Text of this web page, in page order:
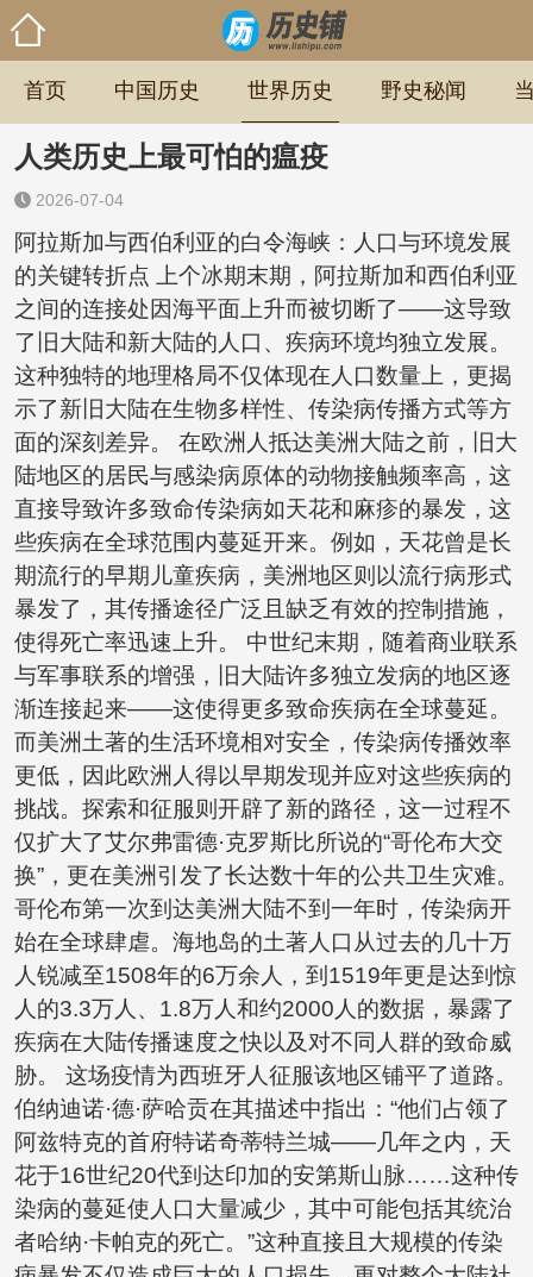
首页 中国历史 世界历史 野史秘闻
人类历史上最可怕的瘟疫
2026-07-04
阿拉斯加与西伯利亚的白令海峡：人口与环境发展
的关键转折点 上个冰期末期，阿拉斯加和西伯利亚
之间的连接处因海平面上升而被切断了——这导致
了旧大陆和新大陆的人口、疾病环境均独立发展。
这种独特的地理格局不仅体现在人口数量上，更揭
示了新旧大陆在生物多样性、传染病传播方式等方
面的深刻差异。 在欧洲人抵达美洲大陆之前，旧大
陆地区的居民与感染病原体的动物接触频率高，这
直接导致许多致命传染病如天花和麻疹的暴发，这
些疾病在全球范围内蔓延开来。例如，天花曾是长
期流行的早期儿童疾病，美洲地区则以流行病形式
暴发了，其传播途径广泛且缺乏有效的控制措施，
使得死亡率迅速上升。 中世纪末期，随着商业联系
与军事联系的增强，旧大陆许多独立发病的地区逐
渐连接起来——这使得更多致命疾病在全球蔓延。
而美洲土著的生活环境相对安全，传染病传播效率
更低，因此欧洲人得以早期发现并应对这些疾病的
挑战。探索和征服则开辟了新的路径，这一过程不
仅扩大了艾尔弗雷德·克罗斯比所说的“哥伦布大交
换”，更在美洲引发了长达数十年的公共卫生灾难。
哥伦布第一次到达美洲大陆不到一年时，传染病开
始在全球肆虐。海地岛的土著人口从过去的几十万
人锐减至1508年的6万余人，到1519年更是达到惊
人的3.3万人、1.8万人和约2000人的数据，暴露了
疾病在大陆传播速度之快以及对不同人群的致命威
胁。 这场疫情为西班牙人征服该地区铺平了道路。
伯纳迪诺·德·萨哈贡在其描述中指出：“他们占领了
阿兹特克的首府特诺奇蒂特兰城——几年之内，天
花于16世纪20代到达印加的安第斯山脉……这种传
染病的蔓延使人口大量减少，其中可能包括其统治
者哈纳·卡帕克的死亡。”这种直接且大规模的传染